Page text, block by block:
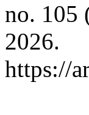
no. 105
2026.
https://